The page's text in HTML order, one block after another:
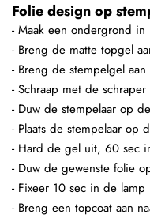
Folie design op
- Maak een ondergrond in
- Breng de matte topgel
- Breng de stempelgel
- Schraap met de
- Duw de stempelaar op
- Plaats de stempelaar op
- Hard de gel uit, 60 sec
- Duw de gewenste folie
- Fixeer 10 sec in de lamp
- Breng een topcoat aan